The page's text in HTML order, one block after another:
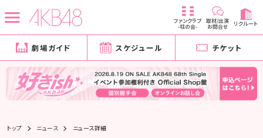
ファンクラブ
-柱の会-
取材/出演
お問合せ リクルート
劇場ガイド スケジュール チケット
トップ ニュース ニュース詳細